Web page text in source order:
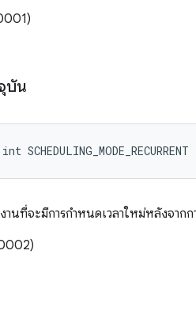
บัน
านที่จะมีการกําหนดเวลาใหม่หลังจาก